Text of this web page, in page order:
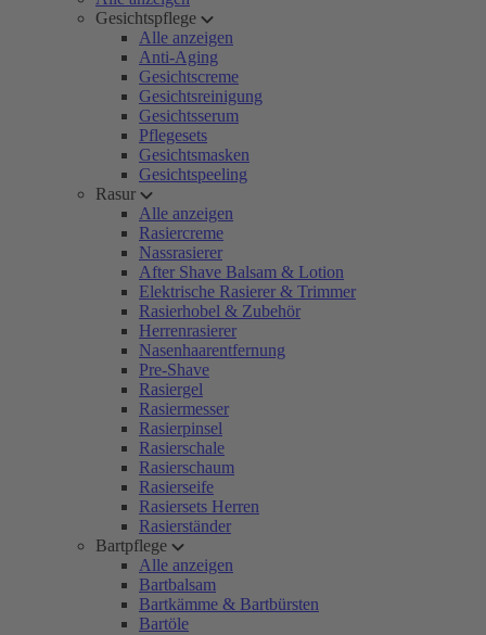
Gesichtspflege
Alle anzeigen
Anti-Aging
Gesichtscreme
Gesichtsreinigung
Gesichtsserum
Pflegesets
Gesichtsmasken
Gesichtspeeling
Rasur
Alle anzeigen
Rasiercreme
Nassrasierer
After Shave Balsam & Lotion
Elektrische Rasierer & Trimmer
Rasierhobel & Zubehör
Herrenrasierer
Nasenhaarentfernung
Pre-Shave
Rasiergel
Rasiermesser
Rasierpinsel
Rasierschale
Rasierschaum
Rasierseife
Rasiersets Herren
Rasierständer
Bartpflege
Alle anzeigen
Bartbalsam
Bartkämme & Bartbürsten
Bartöle